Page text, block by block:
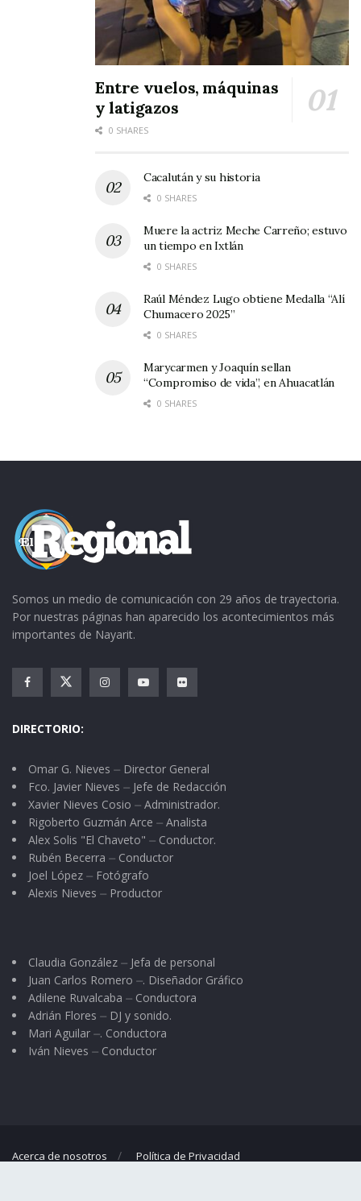
Entre vuelos, máquinas
y latigazos
0 SHARES
Cacalután y su historia
0 SHARES
Muere la actriz Meche Carreño; estuvo
un tiempo en Ixtlán
0 SHARES
Raúl Méndez Lugo obtiene Medalla “Alí
Chumacero 2025”
0 SHARES
Marycarmen y Joaquín sellan
“Compromiso de vida”, en Ahuacatlán
0 SHARES
Somos un medio de comunicación con 29 años de trayectoria.
Por nuestras páginas han aparecido los acontecimientos más
importantes de Nayarit.
DIRECTORIO:
Omar G. Nieves ⏤ Director General
Fco. Javier Nieves ⏤ Jefe de Redacción
Xavier Nieves Cosio ⏤ Administrador.
Rigoberto Guzmán Arce ⏤ Analista
Alex Solis "El Chaveto" ⏤ Conductor.
Rubén Becerra ⏤ Conductor
Joel López ⏤ Fotógrafo
Alexis Nieves ⏤ Productor
Claudia González ⏤ Jefa de personal
Juan Carlos Romero ⏤. Diseñador Gráfico
Adilene Ruvalcaba ⏤ Conductora
Adrián Flores ⏤ DJ y sonido.
Mari Aguilar ⏤. Conductora
Iván Nieves ⏤ Conductor
Acerca de nosotros Política de Privacidad